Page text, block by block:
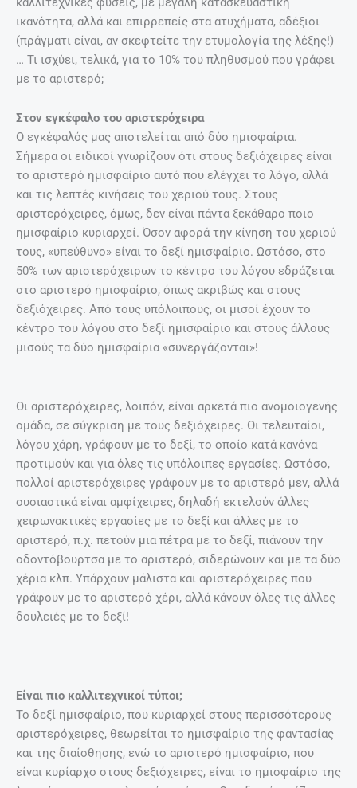
ικανότητα, αλλά και επιρρεπείς στα ατυχήματα, αδέξιοι
(πράγματι είναι, αν σκεφτείτε την ετυμολογία της λέξης!)
… Τι ισχύει, τελικά, για το 10% του πληθυσμού που γράφει
με το αριστερό;
Στον εγκέφαλο του αριστερόχειρα
Ο εγκέφαλός μας αποτελείται από δύο ημισφαίρια.
Σήμερα οι ειδικοί γνωρίζουν ότι στους δεξιόχειρες είναι
το αριστερό ημισφαίριο αυτό που ελέγχει το λόγο, αλλά
και τις λεπτές κινήσεις του χεριού τους. Στους
αριστερόχειρες, όμως, δεν είναι πάντα ξεκάθαρο ποιο
ημισφαίριο κυριαρχεί. Όσον αφορά την κίνηση του χεριού
τους, «υπεύθυνο» είναι το δεξί ημισφαίριο. Ωστόσο, στο
50% των αριστερόχειρων το κέντρο του λόγου εδράζεται
στο αριστερό ημισφαίριο, όπως ακριβώς και στους
δεξιόχειρες. Από τους υπόλοιπους, οι μισοί έχουν το
κέντρο του λόγου στο δεξί ημισφαίριο και στους άλλους
μισούς τα δύο ημισφαίρια «συνεργάζονται»!
Οι αριστερόχειρες, λοιπόν, είναι αρκετά πιο ανομοιογενής
ομάδα, σε σύγκριση με τους δεξιόχειρες. Οι τελευταίοι,
λόγου χάρη, γράφουν με το δεξί, το οποίο κατά κανόνα
προτιμούν και για όλες τις υπόλοιπες εργασίες. Ωστόσο,
πολλοί αριστερόχειρες γράφουν με το αριστερό μεν, αλλά
ουσιαστικά είναι αμφίχειρες, δηλαδή εκτελούν άλλες
χειρωνακτικές εργασίες με το δεξί και άλλες με το
αριστερό, π.χ. πετούν μια πέτρα με το δεξί, πιάνουν την
οδοντόβουρτσα με το αριστερό, σιδερώνουν και με τα δύο
χέρια κλπ. Υπάρχουν μάλιστα και αριστερόχειρες που
γράφουν με το αριστερό χέρι, αλλά κάνουν όλες τις άλλες
δουλειές με το δεξί!
Είναι πιο καλλιτεχνικοί τύποι;
Το δεξί ημισφαίριο, που κυριαρχεί στους περισσότερους
αριστερόχειρες, θεωρείται το ημισφαίριο της φαντασίας
και της διαίσθησης, ενώ το αριστερό ημισφαίριο, που
είναι κυρίαρχο στους δεξιόχειρες, είναι το ημισφαίριο της